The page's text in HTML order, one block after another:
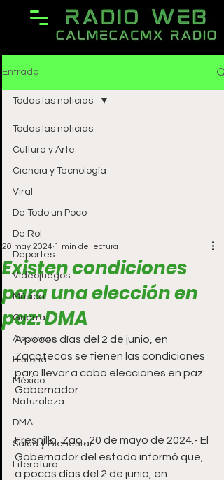
Entrada
Todas las noticias
Cultura y Arte
Ciencia y Tecnología
Viral
De Todo un Poco
De Rol
Deportes
Videojuegos
Música
Guerra
Asesinos
Historia
México
Naturaleza
DMA
Salud y Bienestar
Literatura
Todas las noticias
Existen condiciones
para una elección en
paz: DMA
20 may 2024 1 min de lectura
A pocos días del 2 de junio, en
Zacatecas se tienen las condiciones
para llevar a cabo elecciones en paz:
Gobernador
Fresnillo, Zac., 20 de mayo de 2024.- El
Gobernador del estado informó que,
a pocos días del 2 de junio, en